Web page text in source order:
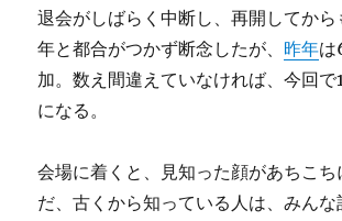
退会がしばらく中断し、再開してか
年と都合がつかず断念したが、 昨年は
加。数え間違えていなければ、今回で
になる。
会場に着くと、見知った顔があちこち
だ、古くから知っている人は、みん